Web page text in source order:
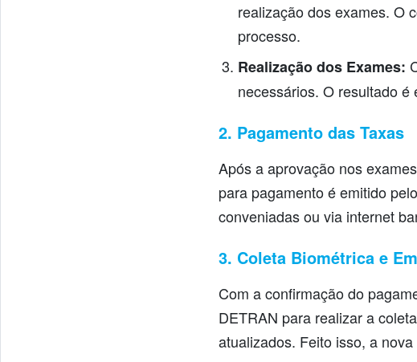
realização dos exames. O
processo.
Realização dos Exames:
necessários. O resultado
2. Pagamento das Taxas
Após a aprovação nos
para pagamento é emitido
conveniadas ou via internet
3. Coleta Biométrica e
Com a confirmação do
DETRAN para realizar a
atualizados. Feito isso, a